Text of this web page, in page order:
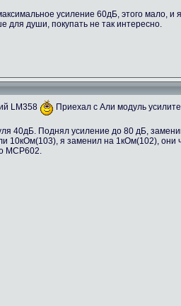
усиление 60дБ, этого мало, и
для души, покупать не так интересно.
LM358
Приехал с Али модуль
40дБ. Поднял усиление до 80 дБ,
10кОм(103), я заменил на 1кОм(102), они
MCP602.